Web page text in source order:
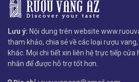
Lưu ý: Nội dung trên website
tham khảo, chia sẻ về các loại rượu
khác. Mọi chi tiết xin liên hệ trực tiếp cửa
nhắn để được hỗ trợ tốt hơn.